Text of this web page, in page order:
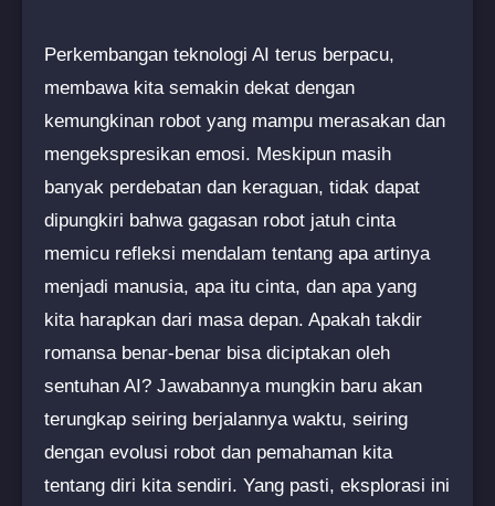
Perkembangan teknologi AI terus berpacu,
membawa kita semakin dekat dengan
kemungkinan robot yang mampu merasakan dan
mengekspresikan emosi. Meskipun masih
banyak perdebatan dan keraguan, tidak dapat
dipungkiri bahwa gagasan robot jatuh cinta
memicu refleksi mendalam tentang apa artinya
menjadi manusia, apa itu cinta, dan apa yang
kita harapkan dari masa depan. Apakah takdir
romansa benar-benar bisa diciptakan oleh
sentuhan AI? Jawabannya mungkin baru akan
terungkap seiring berjalannya waktu, seiring
dengan evolusi robot dan pemahaman kita
tentang diri kita sendiri. Yang pasti, eksplorasi ini